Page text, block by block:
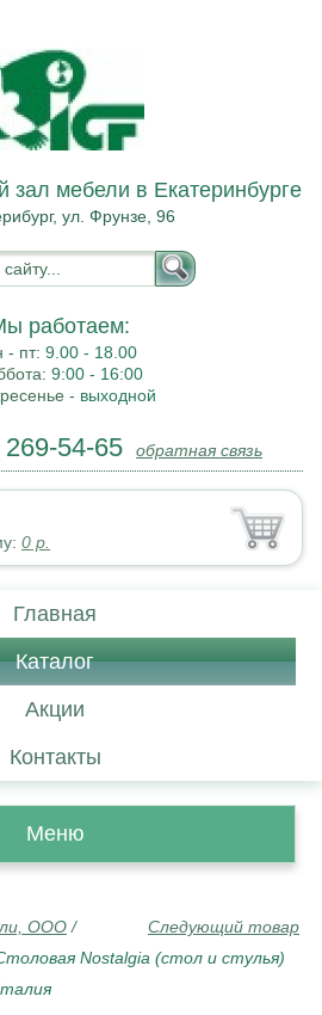
зал мебели в Екатеринбурге
ул. Фрунзе, 96
работаем:
- пт:9.00 - 18.00
9:00 - 16:00
- выходной
54-65 обратная связь
0 р.
Главная
Каталог
Акции
Контакты
Меню
Следующий товар
ООО /
Nostalgia (стол и стулья)